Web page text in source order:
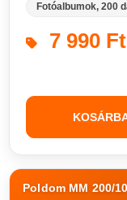
Fotóalbumok, 200
7 990 Ft
Poldom MM 200/